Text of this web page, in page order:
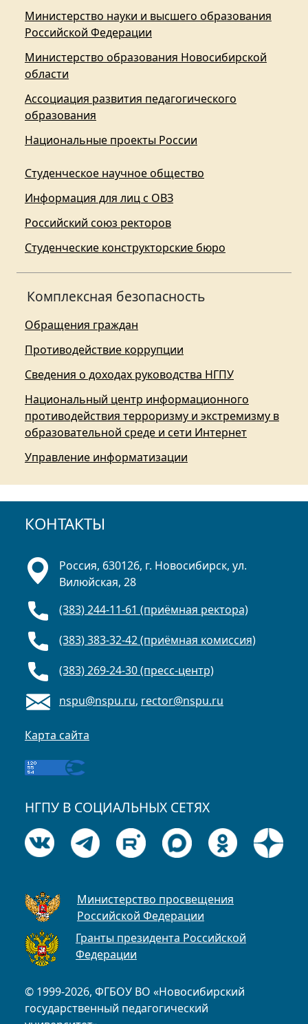
Министерство науки и высшего образования
Российской Федерации
Министерство образования Новосибирской
области
Ассоциация развития педагогического
образования
Национальные проекты России
Студенческое научное общество
Информация для лиц с ОВЗ
Российский союз ректоров
Студенческие конструкторские бюро
Комплексная безопасность
Обращения граждан
Противодействие коррупции
Сведения о доходах руководства НГПУ
Национальный центр информационного
противодействия терроризму и экстремизму в
образовательной среде и сети Интернет
Управление информатизации
КОНТАКТЫ
© 1999-2026, ФГБОУ ВО «Новосибирский
государственный педагогический
Россия, 630126, г. Новосибирск, ул.
Вилюйская, 28
(383) 244-11-61 (приёмная ректора)
(383) 383-32-42 (приёмная комиссия)
(383) 269-24-30 (пресс-центр)
nspu@nspu.ru, rector@nspu.ru
Карта сайта
НГПУ В СОЦИАЛЬНЫХ СЕТЯХ
Министерство просвещения
Российской Федерации
Гранты президента Российской
Федерации